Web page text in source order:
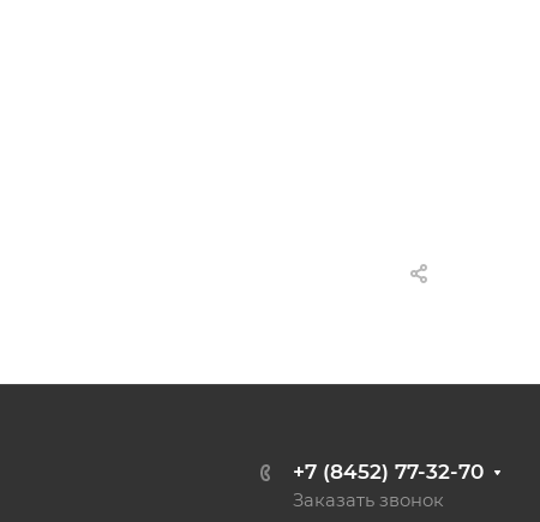
+7 (8452) 77-32-70
Заказать звонок